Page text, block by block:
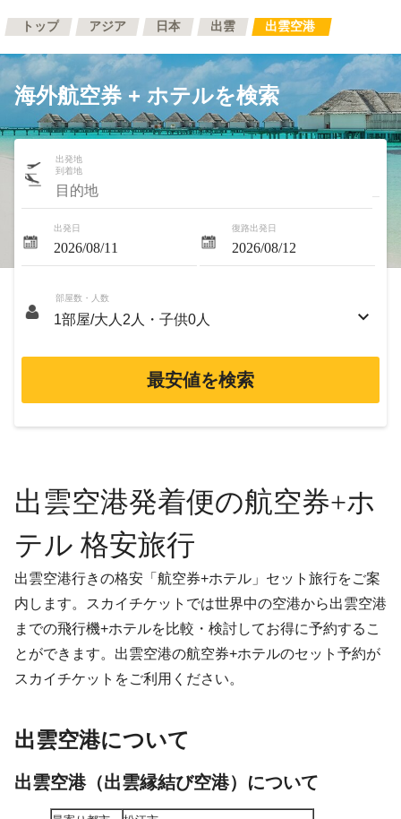
トップ アジア 日本 出雲 出雲空港
海外航空券 + ホテルを検索
出発地
到着地
出発日 復路出発日
部屋数・人数
最安値を検索
出雲空港発着便の航空券+ホ
テル 格安旅行
出雲空港行きの格安「航空券+ホテル」セット旅行をご案
内します。スカイチケットでは世界中の空港から出雲空港
までの飛行機+ホテルを比較・検討してお得に予約するこ
とができます。出雲空港の航空券+ホテルのセット予約が
スカイチケットをご利用ください。
出雲空港について
出雲空港（出雲縁結び空港）について